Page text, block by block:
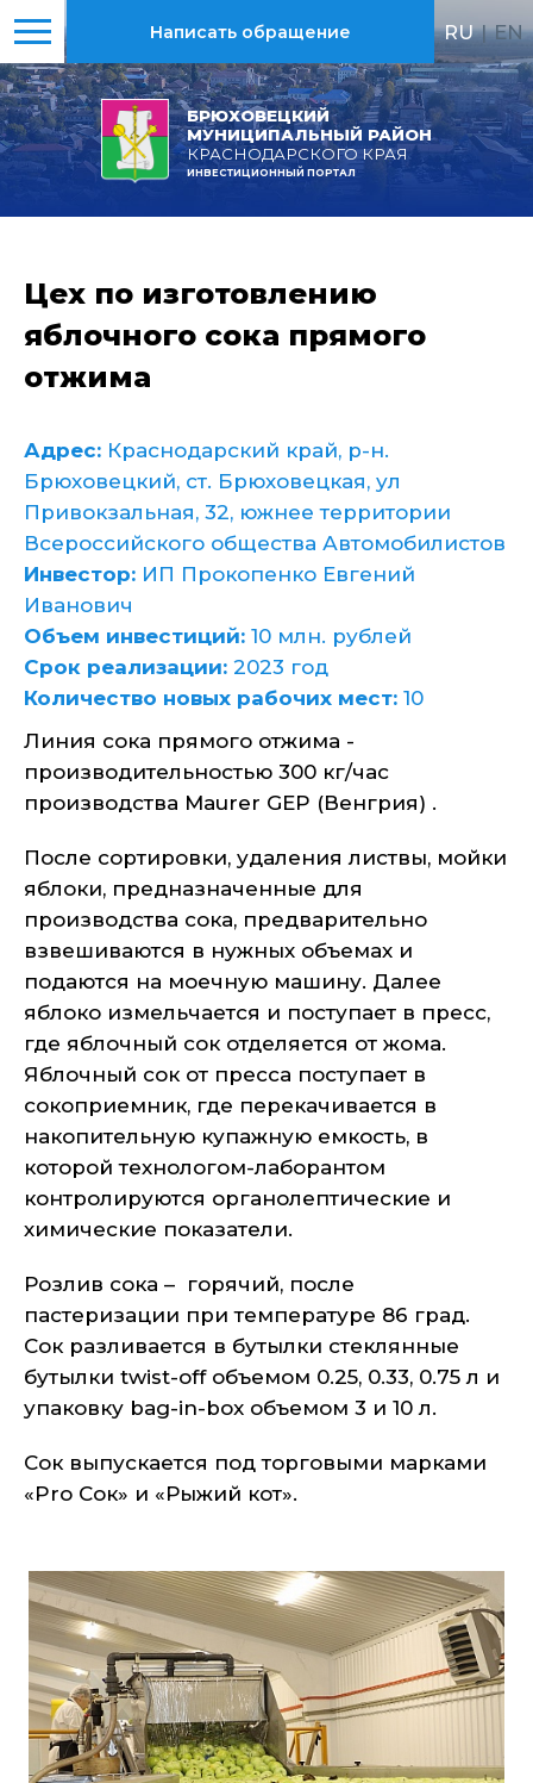
БРЮХОВЕЦКИЙ
МУНИЦИПАЛЬНЫЙ РАЙОН
КРАСНОДАРСКОГО КРАЯ
ИНВЕСТИЦИОННЫЙ ПОРТАЛ
Написать обращение RU | EN
Цех по изготовлению
яблочного сока прямого
отжима
Адрес: Краснодарский край, р-н.
Брюховецкий, ст. Брюховецкая, ул
Привокзальная, 32, южнее территории
Всероссийского общества Автомобилистов
Инвестор: ИП Прокопенко Евгений
Иванович
Объем инвестиций: 10 млн. рублей
Срок реализации: 2023 год
Количество новых рабочих мест: 10
Линия сока прямого отжима -
производительностью 300 кг/час
производства Maurer GEP (Венгрия) .
После сортировки, удаления листвы, мойки
яблоки, предназначенные для
производства сока, предварительно
взвешиваются в нужных объемах и
подаются на моечную машину. Далее
яблоко измельчается и поступает в пресс,
где яблочный сок отделяется от жома.
Яблочный сок от пресса поступает в
сокоприемник, где перекачивается в
накопительную купажную емкость, в
которой технологом-лаборантом
контролируются органолептические и
химические показатели.
Розлив сока – горячий, после
пастеризации при температуре 86 град.
Сок разливается в бутылки стеклянные
бутылки twist-off объемом 0.25, 0.33, 0.75 л и
упаковку bag-in-box объемом 3 и 10 л.
Сок выпускается под торговыми марками
«Pro Сок» и «Рыжий кот».